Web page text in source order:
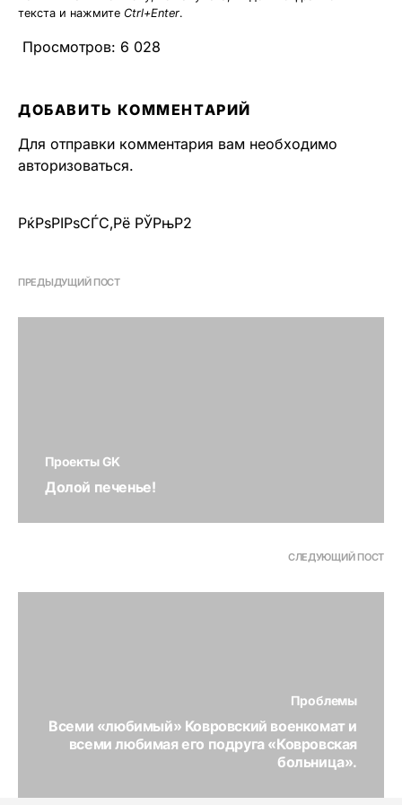
текста и нажмите Ctrl+Enter.
Просмотров: 6 028
ДОБАВИТЬ КОММЕНТАРИЙ
Для отправки комментария вам необходимо
авторизоваться.
РќРѕРІРѕСЃС‚Рё РЎРњР2
ПРЕДЫДУЩИЙ ПОСТ
Проекты GK
Долой печенье!
СЛЕДУЮЩИЙ ПОСТ
Проблемы
Всеми «любимый» Ковровский военкомат и
всеми любимая его подруга «Ковровская
больница».